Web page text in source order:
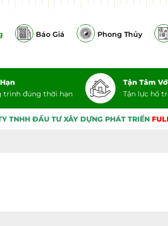
Báo Giá Phong Thủy
trình đúng thời hạn
Tận Tâm
Tận lực hổ
DỰNG PHÁT TRIỂNFULL HOUSEXIN KÍNH